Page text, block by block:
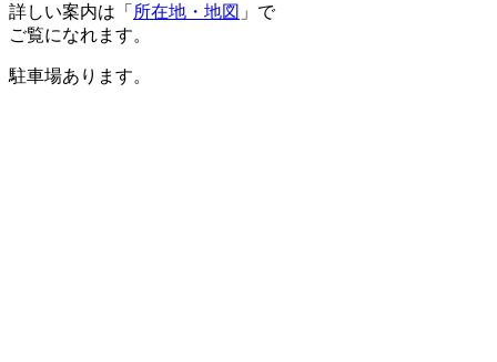
詳しい案内は「 所在地・地図 」で
ご覧になれます。
駐車場あります。